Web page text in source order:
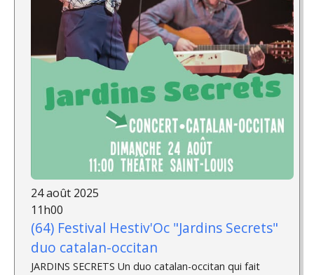
24 août 2025
11h00
(64) Festival Hestiv'Oc "Jardins Secrets"
duo catalan-occitan
JARDINS SECRETS Un duo catalan-occitan qui fait